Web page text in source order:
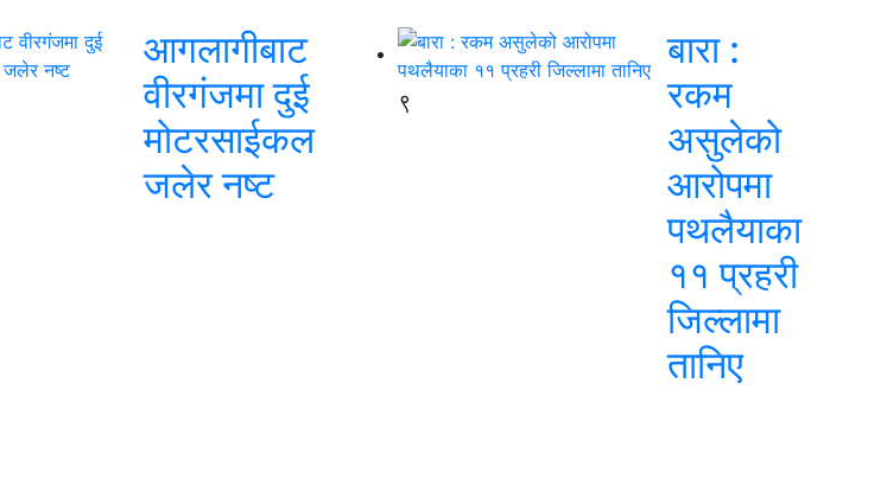
आगलागीबाट
वीरगंजमा दुई
मोटरसाईकल
जलेर नष्ट
९
बारा :
रकम
असुलेको
आरोपमा
पथलैयाका
११ प्रहरी
जिल्लामा
तानिए